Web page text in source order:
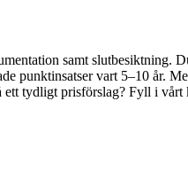
samt slutbesiktning.
punktinsatser vart 5–10 år.
ett tydligt prisförslag? Fyll i